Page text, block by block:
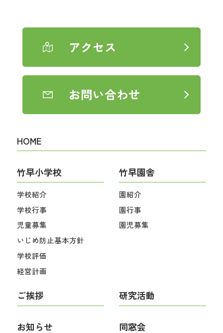
アクセス
お問い合わせ
HOME
竹早小学校
学校紹介
学校行事
児童募集
いじめ防止基本方針
学校評価
経営計画
竹早園舎
園紹介
園行事
園児募集
ご挨拶 研究活動
お知らせ 同窓会